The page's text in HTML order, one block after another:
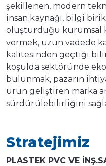
şekillenen, modern
insan kaynağı, bilgi
oluşturduğu kurumsal
vermek, uzun vadede
kalitesinden geçtiği
koşulda sektöründe
bulunmak, pazarın
ürün geliştiren marka
sürdürülebilirliğini
Stratejimiz
PLASTEK PVC VE